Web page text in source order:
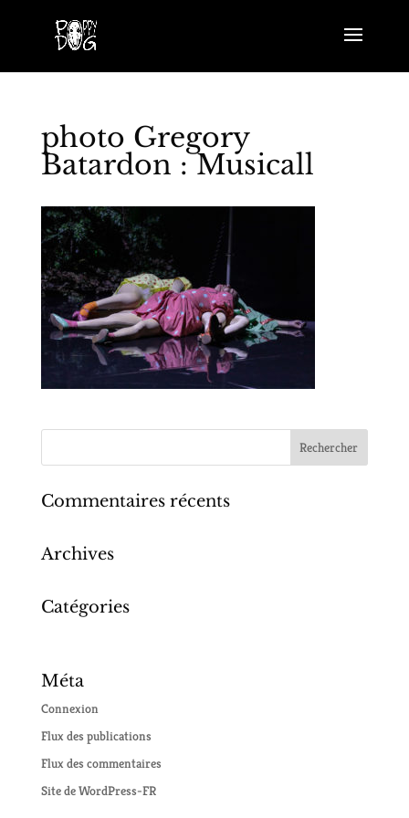
photo Gregory
Batardon : Musicall
Commentaires récents
Archives
Catégories
Méta
Connexion
Flux des publications
Flux des commentaires
Site de WordPress-FR